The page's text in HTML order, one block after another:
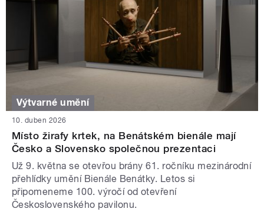
Výtvarné umění
10. duben 2026
Místo žirafy krtek, na Benátském bienále mají
Česko a Slovensko společnou prezentaci
Už 9. května se otevřou brány 61. ročníku mezinárodní
přehlídky umění Bienále Benátky. Letos si
připomeneme 100. výročí od otevření
Československého pavilonu.